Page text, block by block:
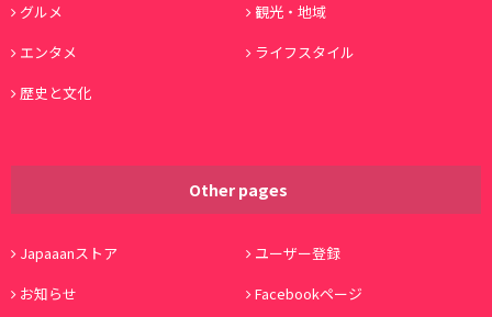
グルメ
観光・地域
エンタメ
ライフスタイル
歴史と文化
Other pages
Japaaanストア
ユーザー登録
お知らせ
Facebookページ